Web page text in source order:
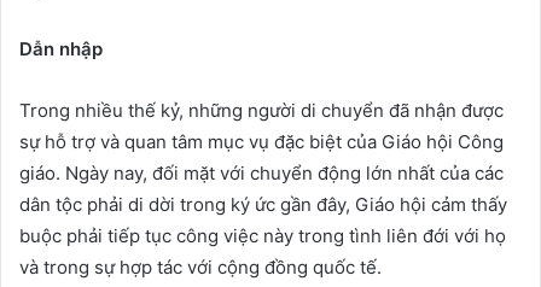
Dẫn nhập
Trong nhiều thế kỷ, những người di chuyển đã nhận được
sự hỗ trợ và quan tâm mục vụ đặc biệt của Giáo hội Công
giáo. Ngày nay, đối mặt với chuyển động lớn nhất của các
dân tộc phải di dời trong ký ức gần đây, Giáo hội cảm thấy
buộc phải tiếp tục công việc này trong tình liên đới với họ
và trong sự hợp tác với cộng đồng quốc tế.